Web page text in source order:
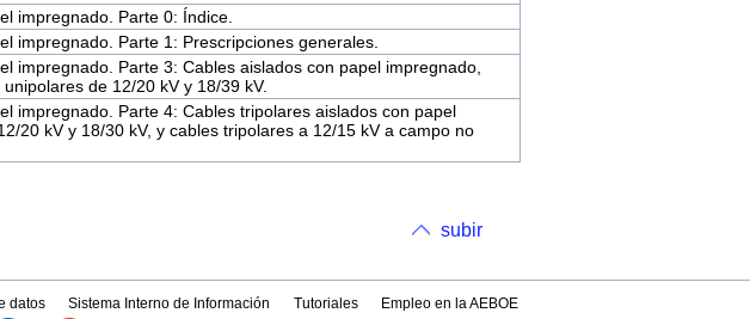
impregnado. Parte 0: Índice.
impregnado. Parte 1: Prescripciones generales.
impregnado. Parte 3: Cables aislados con papel impregnado,
de 12/20 kV y 18/39 kV.
impregnado. Parte 4: Cables tripolares aislados con papel
20 kV y 18/30 kV, y cables tripolares a 12/15 kV a campo no
subir
datos Sistema Interno de Información Tutoriales Empleo en la AEBOE